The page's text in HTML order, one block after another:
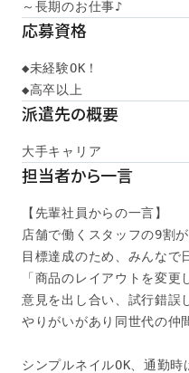
～長期のお仕事♪
応募資格
◆未経験OK！
◆高卒以上
派遣先の概要
大手キャリア
担当者から一言
【先輩社員からの一言】
店舗で働くスタッフの9割
目標達成のため、みんなで
「商品のレイアウトを変更
意見を出し合い、試行錯誤
やりがいがあり同世代の仲
シンプルネイルOK、通勤時